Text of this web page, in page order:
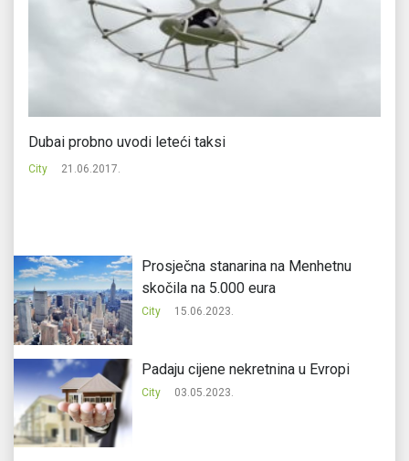
Dubai probno uvodi leteći taksi
City 21.06.2017.
Prosječna stanarina na Menhetnu
skočila na 5.000 eura
City 15.06.2023.
Padaju cijene nekretnina u Evropi
City 03.05.2023.